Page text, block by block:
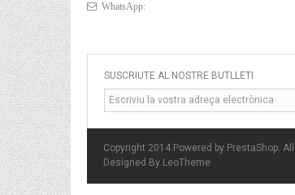
WhatsApp:
SUSCRIUTE AL NOSTRE BUTLLETÍ
Copyright 2014 Powered by PrestaShop.
Designed By LeoTheme